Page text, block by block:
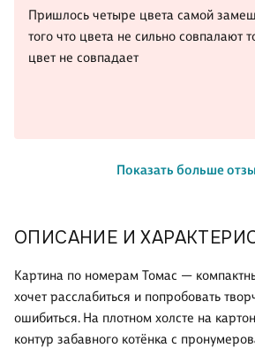
ОПИСАНИЕ И
Картина по номерам Томас —
хочет расслабиться и попробовать
ошибиться. На плотном холсте на
контур забавного котёнка с
Пришлось четыре цвета самой
того что цвета не сильно совпалают
цвет не совпадает
Показать больше